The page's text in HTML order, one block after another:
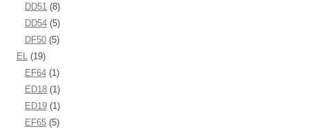
DD51 (8)
DD54 (5)
DF50 (5)
EL (19)
EF64 (1)
ED18 (1)
ED19 (1)
EF65 (5)